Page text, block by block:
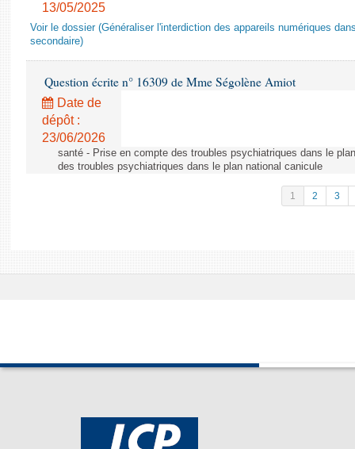
13/05/2025
Voir le dossier (Généraliser l'interdiction des appareils numériques
secondaire)
Question écrite n° 16309 de Mme Ségolène Amiot
Date de
dépôt :
23/06/2026
santé - Prise en compte des troubles psychiatriques dans le
des troubles psychiatriques dans le plan national canicule
1 2 3